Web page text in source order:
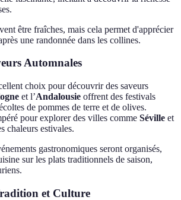
être fraîches, mais cela permet d'apprécier
une randonnée dans les collines.
Automnales
choix pour découvrir des saveurs
et l’Andalousie offrent des festivals
de pommes de terre et de olives.
pour explorer des villes comme Séville et
chaleurs estivales.
gastronomiques seront organisés,
sur les plats traditionnels de saison,
et Culture